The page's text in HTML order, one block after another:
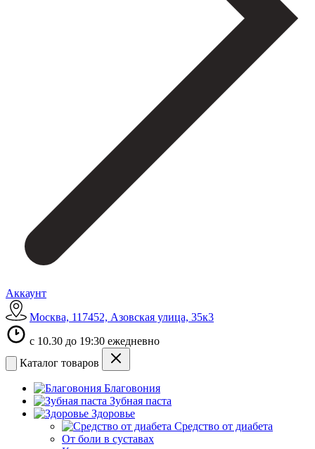
Аккаунт
Москва, 117452, Азовская улица, 35к3
с 10.30 до 19:30 ежедневно
Каталог товаров
Благовония
Зубная паста
Здоровье
Средство от диабета
От боли в суставах